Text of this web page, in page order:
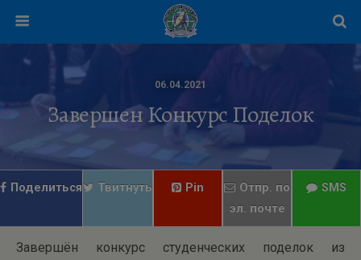
06.04.2021
Завершен Конкурс Поделок
Поделиться Твитнуть Pin
Отпр. по
эл. почте
SMS
Завершён конкурс студенческих поделок из